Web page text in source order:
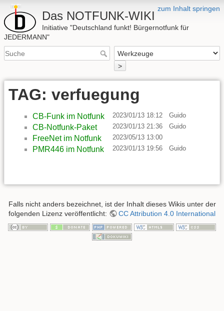
zum Inhalt springen
Das NOTFUNK-WIKI
Initiative "Deutschland funkt! Bürgernotfunk für
JEDERMANN"
>
TAG: verfuegung
CB-Funk im Notfunk 2023/01/13 18:12 Guido
CB-Notfunk-Paket 2023/01/13 21:36 Guido
FreeNet im Notfunk 2023/05/13 13:00
PMR446 im Notfunk 2023/01/13 19:56 Guido
Falls nicht anders bezeichnet, ist der Inhalt dieses Wikis unter der
folgenden Lizenz veröffentlicht:
CC Attribution 4.0 International